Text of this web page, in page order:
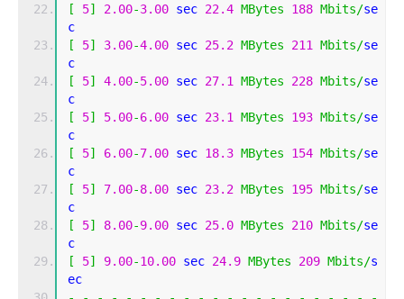
[
5] 2.00-3.00 sec 22.4 MBytes 188 Mbits/se
c
[
5] 3.00-4.00 sec 25.2 MBytes 211 Mbits/se
c
[
5] 4.00-5.00 sec 27.1 MBytes 228 Mbits/se
c
[
5] 5.00-6.00 sec 23.1 MBytes 193 Mbits/se
c
[
5] 6.00-7.00 sec 18.3 MBytes 154 Mbits/se
c
[
5] 7.00-8.00 sec 23.2 MBytes 195 Mbits/se
c
[
5] 8.00-9.00 sec 25.0 MBytes 210 Mbits/se
c
[
5] 9.00-10.00 sec 24.9 MBytes 209 Mbits/s
ec